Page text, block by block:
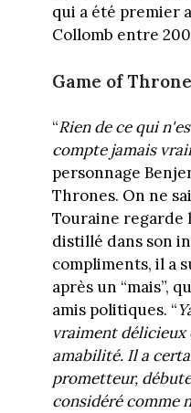
qui a été premier
Collomb entre
Game of
“Rien de ce qui
compte jamais
personnage
Thrones. On ne
Touraine regarde
distillé dans son
compliments, il a
après un “mais”,
amis politiques. “
vraiment délicieux
amabilité. Il a
prometteur,
considéré comme